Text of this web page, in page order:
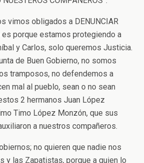
vimos obligados a DENUNCIAR
es porque estamos protegiendo a
y Carlos, solo queremos Justicia.
de Buen Gobierno, no somos
tramposos, no defendemos a
mal al pueblo, sean o no sean
2 hermanos Juan López
Timo López Monzón, que sus
a nuestros compañeros.
no quieren que nadie nos
y las Zapatistas, porque a quien lo